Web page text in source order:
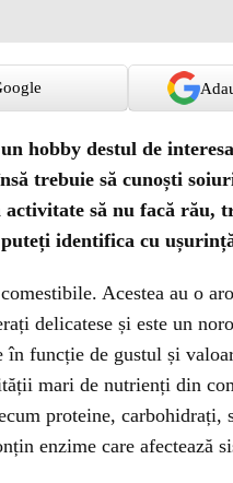
hobby destul de
trebuie să cunoști
activitate să nu facă rău,
identifica cu
Acestea au o
delicatese și este un
în funcție de gustul și
mari de nutrienți din
proteine, carbohidrați,
enzime care afectează